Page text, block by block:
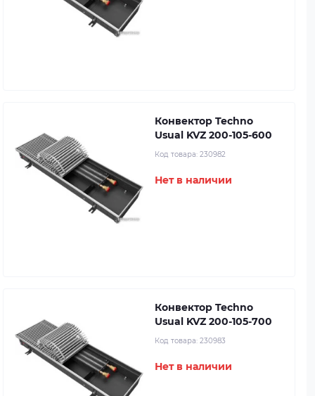
Конвектор Techno
Usual KVZ 200-105-600
Код товара: 230982
Нет в наличии
Конвектор Techno
Usual KVZ 200-105-700
Код товара: 230983
Нет в наличии